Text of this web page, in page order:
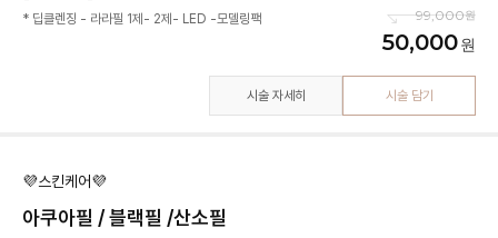
* 딥클렌징 - 라라필 1제- 2제- LED -모델링팩 99,000
50,000
시술 자세히 시술 담기
💜스킨케어💜
아쿠아필 / 블랙필 /산소필